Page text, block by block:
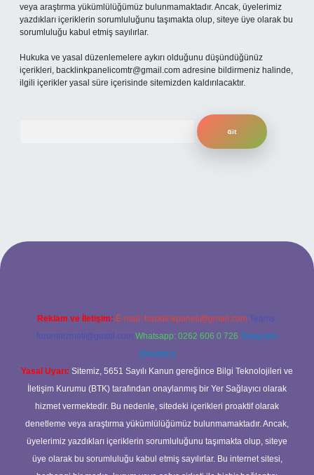
veya araştırma yükümlülüğümüz bulunmamaktadır. Ancak, üyelerimiz
yazdıkları içeriklerin sorumluluğunu taşımakta olup, siteye üye olarak bu
sorumluluğu kabul etmiş sayılırlar.
Hukuka ve yasal düzenlemelere aykırı olduğunu düşündüğünüz
içerikleri, backlinkpanelicomtr@gmail.com adresine bildirmeniz halinde,
ilgili içerikler yasal süre içerisinde sitemizden kaldırılacaktır.
bahis
Reklam ve İletişim: E-mail: backlinkpaneli@gmail.com Teams:
forumhizmeti@gmail.com Whatsapp: 0262 606 0 726 Telegram:
@karabul
Yasal Uyarı: Sitemiz, 5651 Sayılı Kanun gereğince Bilgi Teknolojileri ve
İletişim Kurumu (BTK) tarafından onaylanmış bir Yer Sağlayıcı olarak
hizmet vermektedir. Bu nedenle, sitedeki içerikleri proaktif olarak
denetleme veya araştırma yükümlülüğümüz bulunmamaktadır. Ancak,
üyelerimiz yazdıkları içeriklerin sorumluluğunu taşımakta olup, siteye
üye olarak bu sorumluluğu kabul etmiş sayılırlar. Bu internet sitesi,